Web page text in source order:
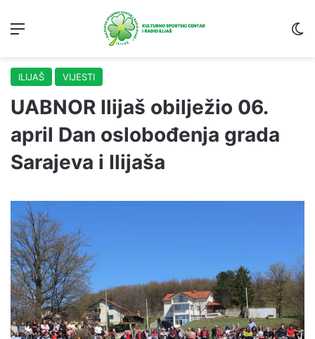
ILIJAŠ VIJESTI
UABNOR Ilijaš obilježio 06.
april Dan oslobođenja grada
Sarajeva i Ilijaša